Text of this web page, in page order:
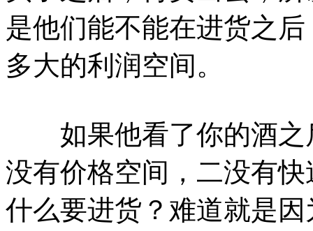
是他们能不能在进货之
多大的利润空间。
如果他看了你的酒之
没有价格空间，二没有
什么要进货？难道就是